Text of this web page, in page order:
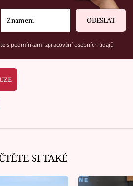
ODESLAT
s podmínkami zpracování osobních údajů
SI TAKÉ